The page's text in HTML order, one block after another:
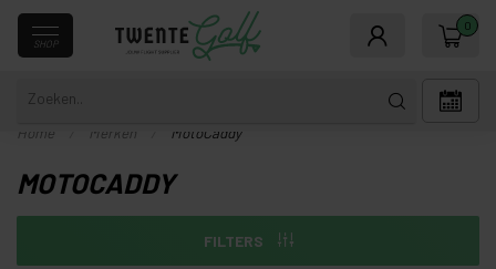
SHOP
0
Home Merken MotoCaddy
MOTOCADDY
FILTERS